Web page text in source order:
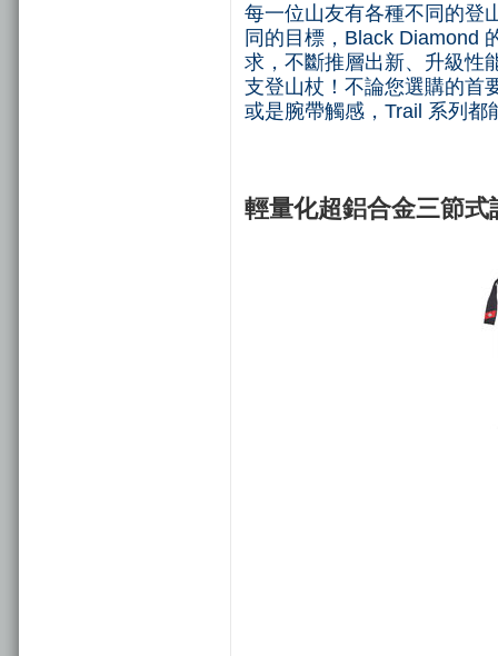
每一位山友有各種不同的登
同的目標，Black Diamond
求，不斷推層出新、升級性
支登山杖！不論您選購的首
或是腕帶觸感，Trail 系列都
輕量化超鋁合金三節式